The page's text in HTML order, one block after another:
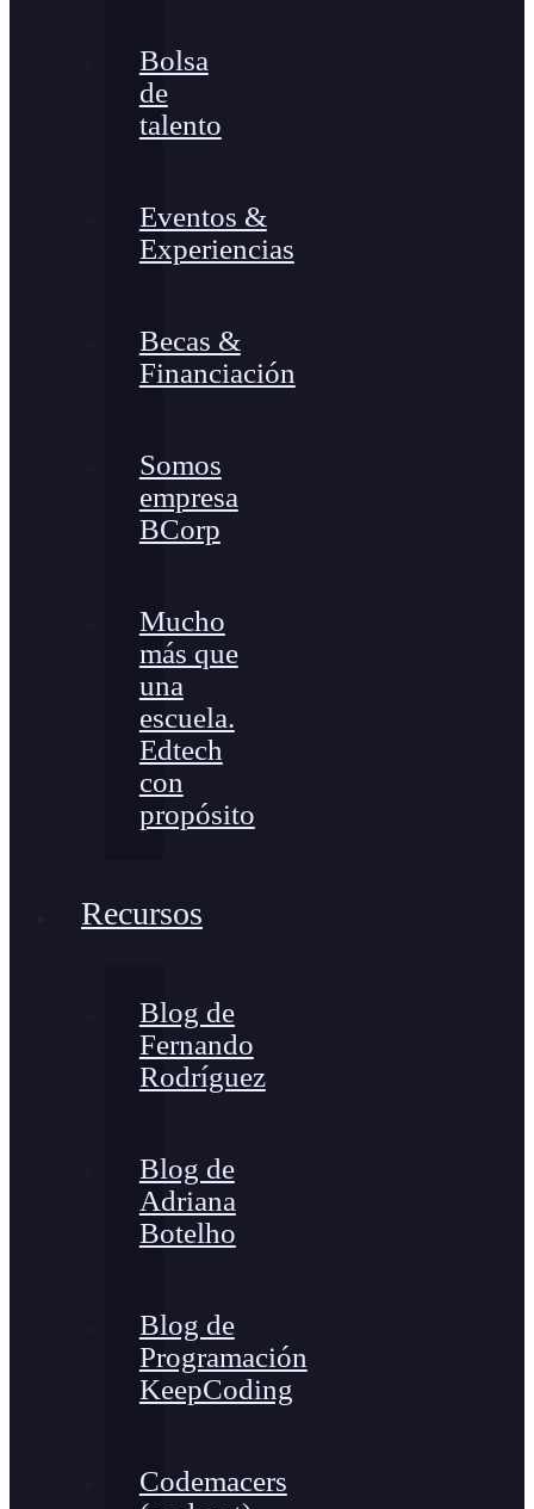
Bolsa
de
talento
Eventos &
Experiencias
Becas &
Financiación
Somos
empresa
BCorp
Mucho
más que
una
escuela.
Edtech
con
propósito
Recursos
Blog de
Fernando
Rodríguez
Blog de
Adriana
Botelho
Blog de
Programación
KeepCoding
Codemacers